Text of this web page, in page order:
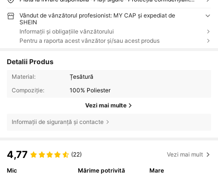
Vândut de vânzătorul profesionist: MY CAP și expediat de
SHEIN
Informații și obligațiile vânzătorului
Pentru a raporta acest vânzător și/sau acest produs
Detalii Produs
Material:
Țesătură
Compoziție:
100% Poliester
Vezi mai multe
Informații de siguranță și contacte
4,77 (22) Vezi mai mult
Mic
Mărime potrivită
Mare